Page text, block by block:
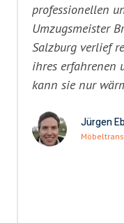
professionellen
Umzugsmeister
Salzburg verlief
ihres erfahrenen
kann sie nur
Jürgen